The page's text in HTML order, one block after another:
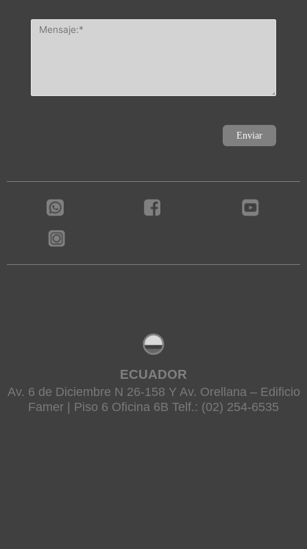
ECUADOR
Av. 6 de Diciembre N 26-158 Y Av. Orellana – Edificio
Famer | Piso 6 Oficina 6B Telf.: (02) 254-6535